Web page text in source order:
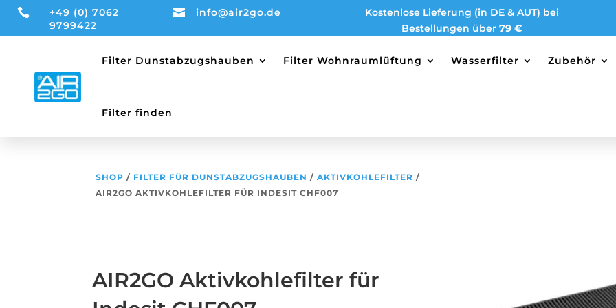

+49 (0) 7062
9799422
 info@air2go.de
Kostenlose Lieferung (in DE & AUT) bei
Bestellungen über 79 €
Filter Dunstabzugshauben Filter Wohnraumlüftung Wasserfilter Zubehör
Filter finden
SHOP / FILTER FÜR DUNSTABZUGSHAUBEN /AKTIVKOHLEFILTER /
AIR2GO AKTIVKOHLEFILTER FÜR INDESIT CHF007
AIR2GO Aktivkohlefilter für